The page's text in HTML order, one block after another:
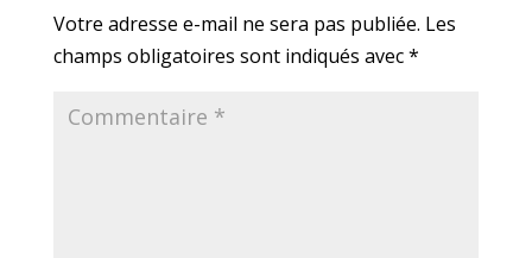
Votre adresse e-mail ne sera pas publiée. Les
champs obligatoires sont indiqués avec*